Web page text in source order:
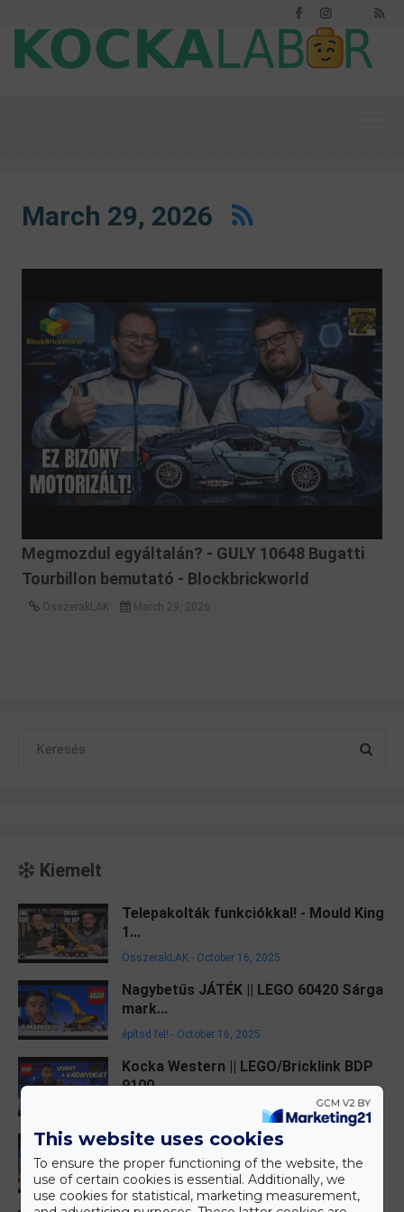
FacebookInstagram
Threads
March 29, 2026
Megmozdul egyáltalán? - GULY 10648 Bugatti
Tourbillon bemutató - Blockbrickworld
ÖsszerakLAK March 29, 2026
Kiemelt
Telepakolták funkciókkal! - Mould King
1...
ÖsszerakLAK - October 16, 2025
Nagybetűs JÁTÉK || LEGO 60420 Sárga
mark...
építsd fel! - October 16, 2025
Kocka Western || LEGO/Bricklink BDP
9100...
Egy Gyűrű Mind Felett || LEGO 10354 A
Gy...
építsd fel!-September 08, 2025
This website uses cookies
To ensure the proper functioning of the website, the
use of certain cookies is essential. Additionally, we
use cookies for statistical, marketing measurement,